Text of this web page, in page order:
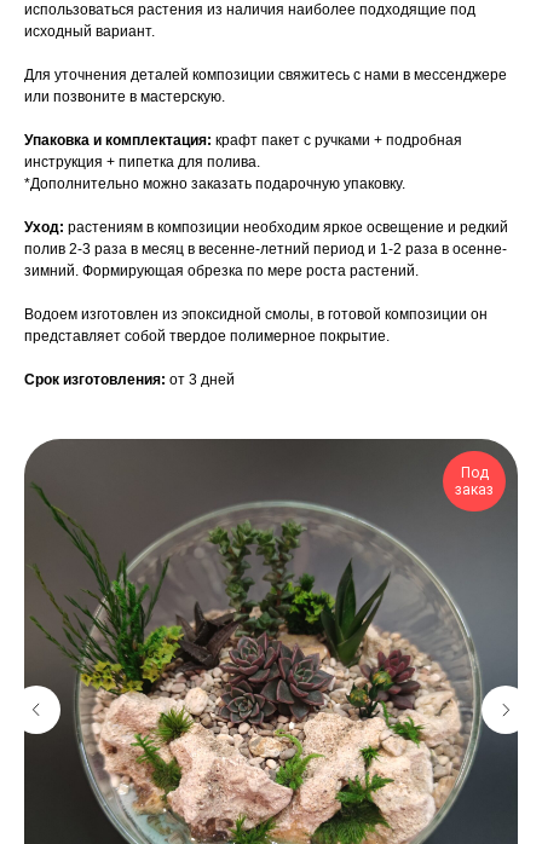
использоваться растения из наличия наиболее подходящие под
исходный вариант.
Для уточнения деталей композиции свяжитесь с нами в мессенджере
или позвоните в мастерскую.
Упаковка и комплектация: крафт пакет с ручками + подробная
инструкция + пипетка для полива.
*Дополнительно можно заказать подарочную упаковку.
Уход: растениям в композиции необходим яркое освещение и редкий
полив 2-3 раза в месяц в весенне-летний период и 1-2 раза в осенне-
зимний. Формирующая обрезка по мере роста растений.
Водоем изготовлен из эпоксидной смолы, в готовой композиции он
представляет собой твердое полимерное покрытие.
Срок изготовления: от 3 дней
Под
заказ